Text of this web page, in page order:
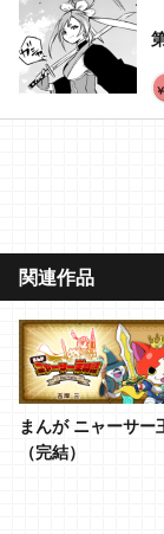
関連作品
まんが ニャーサー
（完結）